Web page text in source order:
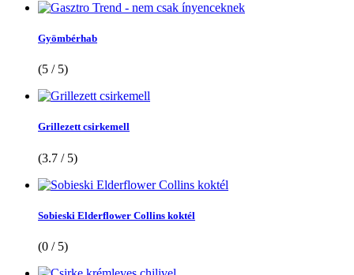
Gyömbérhab
(5 / 5)
Grillezett csirkemell
(3.7 / 5)
Sobieski Elderflower Collins koktél
(0 / 5)